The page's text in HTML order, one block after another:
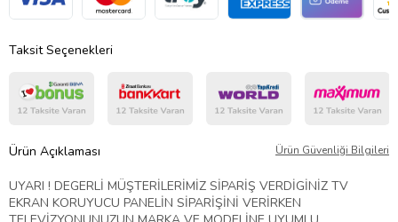
Taksit Seçenekleri
Ürün Açıklaması Ürün Güvenliği Bilgileri
UYARI ! DEGERLİ MÜŞTERİLERİMİZ SİPARİŞ VERDİGİNİZ TV
EKRAN KORUYUCU PANELİN SİPARİŞİNİ VERİRKEN